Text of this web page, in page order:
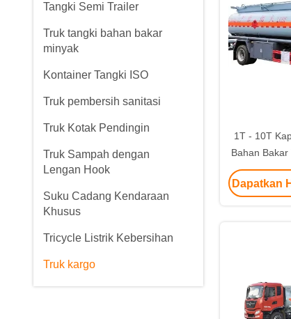
Tangki Semi Trailer
Truk tangki bahan bakar
minyak
Kontainer Tangki ISO
Truk pembersih sanitasi
Truk Kotak Pendingin
Truk Sampah dengan
Lengan Hook
Suku Cadang Kendaraan
Khusus
Tricycle Listrik Kebersihan
Truk kargo
1T - 10T
Bahan Bakar
Bakar
Dapatkan